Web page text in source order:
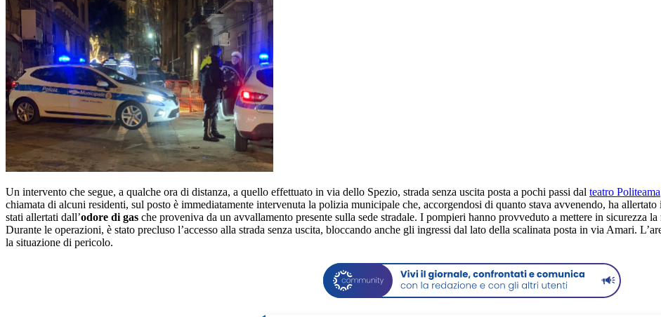
Un intervento che segue, a qualche ora di distanza, a quello effettuato in via dello Spezio, strada senza uscita posta a pochi passi dal teatro Politeama
chiamata di alcuni residenti, sul posto è immediatamente intervenuta la polizia municipale che, accorgendosi di quanto stava avvenendo, ha
stati allertati dall’odore di gas che proveniva da un avvallamento presente sulla sede stradale. I pompieri hanno provveduto a mettere in sicurezza
Durante le operazioni, è stato precluso l’accesso alla strada senza uscita, bloccando anche gli ingressi dal lato della scalinata posta in via Amari.
la situazione di pericolo.